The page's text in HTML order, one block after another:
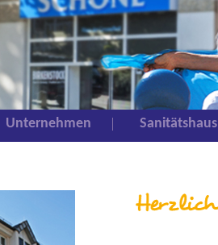
Unternehmen Sanitätshaus